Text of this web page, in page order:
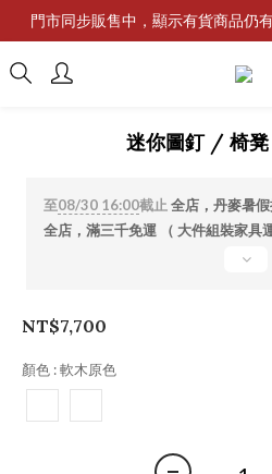
門市同步販售中，顯示有貨商品仍
迷你圖釘 / 椅
至08/30 16:00截止 全店，丹麥暑
全店，滿三千免運 （ 大件組裝家具
NT$7,700
顏色 : 軟木原色